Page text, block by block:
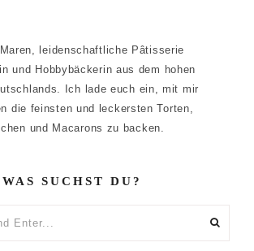
leidenschaftliche Pâtisserie
und Hobbybäckerin aus dem hohen
Ich lade euch ein, mit mir
die feinsten und leckersten Torten,
und Macarons zu backen.
WAS SUCHST DU?